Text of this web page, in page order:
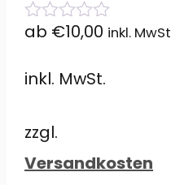
0
ab €10,00 inkl.
inkl. MwSt.
zzgl.
Versandkosten